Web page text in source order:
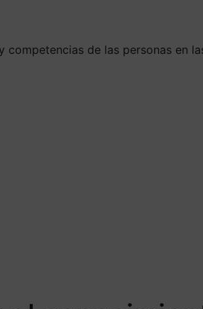
de las personas en